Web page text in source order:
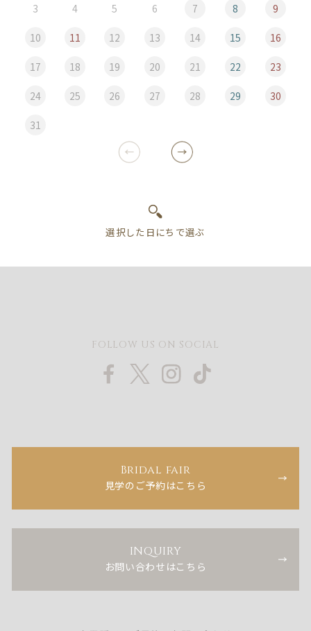
3 4 5 6 7 8 9
10 11 12 13 14 15 16
17 18 19 20 21 22 23
24 25 26 27 28 29 30
31
FOLLOW US ON SOCIAL
Bridal fair
見学のご予約はこちら
INQUIRY
お問い合わせはこちら